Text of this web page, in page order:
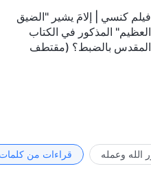
فيلم كنسي | إلامَ يشير "الضيق
العظيم" المذكور في الكتاب
المقدس بالضبط؟ (مقتطف
قراءات من كلمات